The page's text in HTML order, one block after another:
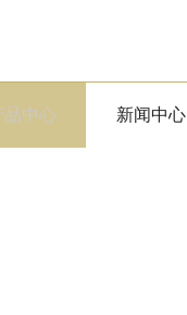
品中心 新闻中心